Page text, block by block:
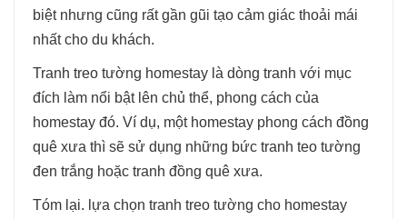
biệt nhưng cũng rất gần gũi tạo cảm giác thoải mái
nhất cho du khách.
Tranh treo tường homestay là dòng tranh với mục
đích làm nổi bật lên chủ thể, phong cách của
homestay đó. Ví dụ, một homestay phong cách đồng
quê xưa thì sẽ sử dụng những bức tranh teo tường
đen trắng hoặc tranh đồng quê xưa.
Tóm lại. lựa chọn tranh treo tường cho homestay